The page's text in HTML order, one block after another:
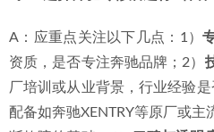
程度高，但成本也相对较高。
优势在于：1）技师经验可能更
障案例多；2）服务更具灵活性
目；3）在同等配件质量下，